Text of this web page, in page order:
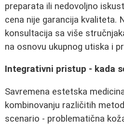
preparata ili nedovoljno
cena nije garancija kvaliteta.
konsultacija sa više
na osnovu ukupnog utiska i
Integrativni pristup - kada
Savremena estetska
kombinovanju različitih
scenario - problematična